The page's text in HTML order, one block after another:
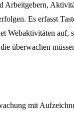
Arbeitgebern,
Es erfasst
Webaktivitäten auf,
überwachen
mit